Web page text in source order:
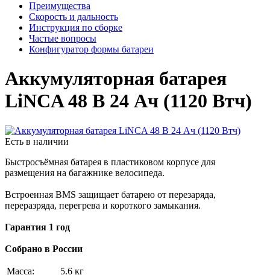
Преимущества
Скорость и дальность
Инструкция по сборке
Частые вопросы
Конфигуратор формы батареи
Аккумуляторная батарея
LiNCA 48 В 24 Ач (1120 Втч)
Есть в наличии
Быстросъёмная батарея в пластиковом корпусе для
размещения на багажнике велосипеда.
Встроенная BMS защищает батарею от перезаряда,
переразряда, перегрева и короткого замыкания.
Гарантия 1 год
Собрано в России
Масса:
5.6 кг